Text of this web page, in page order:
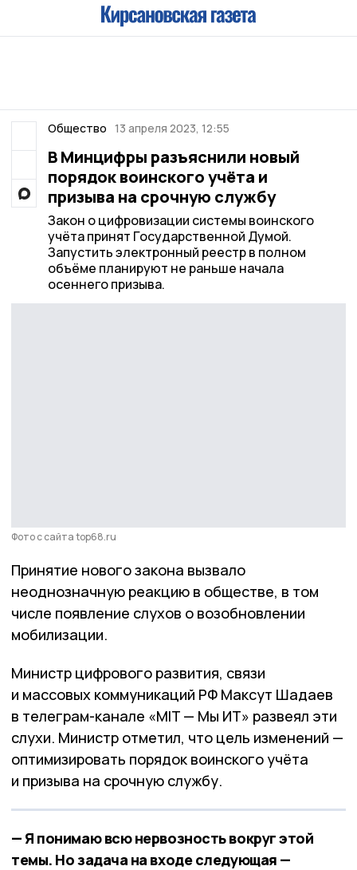
Общество 13 апреля 2023, 12:55
В Минцифры разъяснили новый
порядок воинского учёта и
призыва на срочную службу
Закон о цифровизации системы воинского
учёта принят Государственной Думой.
Запустить электронный реестр в полном
объёме планируют не раньше начала
осеннего призыва.
Фото с сайта top68.ru
Принятие нового закона вызвало
неоднозначную реакцию в обществе, в том
числе появление слухов о возобновлении
мобилизации.
Министр цифрового развития, связи
и массовых коммуникаций РФ Максут Шадаев
в телеграм-канале «MIT — Мы ИТ» развеял эти
слухи. Министр отметил, что цель изменений —
оптимизировать порядок воинского учёта
и призыва на срочную службу.
— Я понимаю всю нервозность вокруг этой
темы. Но задача на входе следующая —